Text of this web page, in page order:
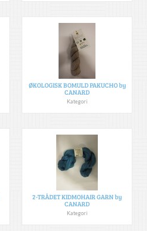
ØKOLOGISK BOMULD PAKUCHO by
CANARD
Kategori
2-TRÅDET KIDMOHAIR GARN by
CANARD
Kategori